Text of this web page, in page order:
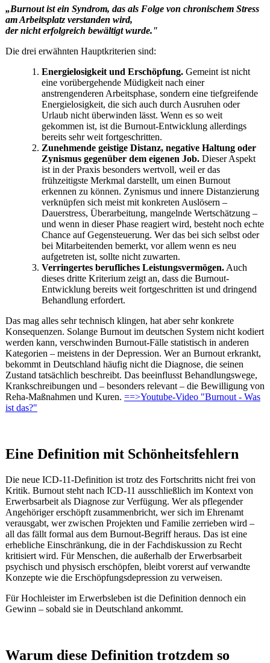
„Burnout ist ein Syndrom, das als Folge von chronischem Stress
am Arbeitsplatz verstanden wird,
der nicht erfolgreich bewältigt wurde."
Die drei erwähnten Hauptkriterien sind:
Energielosigkeit und Erschöpfung. Gemeint ist nicht
eine vorübergehende Müdigkeit nach einer
anstrengenderen Arbeitsphase, sondern eine tiefgreifende
Energielosigkeit, die sich auch durch Ausruhen oder
Urlaub nicht überwinden lässt. Wenn es so weit
gekommen ist, ist die Burnout-Entwicklung allerdings
bereits sehr weit fortgeschritten.
Zunehmende geistige Distanz, negative Haltung oder
Zynismus gegenüber dem eigenen Job. Dieser Aspekt
ist in der Praxis besonders wertvoll, weil er das
frühzeitigste Merkmal darstellt, um einen Burnout
erkennen zu können. Zynismus und innere Distanzierung
verknüpfen sich meist mit konkreten Auslösern –
Dauerstress, Überarbeitung, mangelnde Wertschätzung –
und wenn in dieser Phase reagiert wird, besteht noch echte
Chance auf Gegensteuerung. Wer das bei sich selbst oder
bei Mitarbeitenden bemerkt, vor allem wenn es neu
aufgetreten ist, sollte nicht zuwarten.
Verringertes berufliches Leistungsvermögen. Auch
dieses dritte Kriterium zeigt an, dass die Burnout-
Entwicklung bereits weit fortgeschritten ist und dringend
Behandlung erfordert.
Das mag alles sehr technisch klingen, hat aber sehr konkrete
Konsequenzen. Solange Burnout im deutschen System nicht kodiert
werden kann, verschwinden Burnout-Fälle statistisch in anderen
Kategorien – meistens in der Depression. Wer an Burnout erkrankt,
bekommt in Deutschland häufig nicht die Diagnose, die seinen
Zustand tatsächlich beschreibt. Das beeinflusst Behandlungswege,
Krankschreibungen und – besonders relevant – die Bewilligung von
Reha-Maßnahmen und Kuren. ==>Youtube-Video "Burnout - Was
ist das?"
Eine Definition mit Schönheitsfehlern
Die neue ICD-11-Definition ist trotz des Fortschritts nicht frei von
Kritik. Burnout steht nach ICD-11 ausschließlich im Kontext von
Erwerbsarbeit als Diagnose zur Verfügung. Wer als pflegender
Angehöriger erschöpft zusammenbricht, wer sich im Ehrenamt
verausgabt, wer zwischen Projekten und Familie zerrieben wird –
all das fällt formal aus dem Burnout-Begriff heraus. Das ist eine
erhebliche Einschränkung, die in der Fachdiskussion zu Recht
kritisiert wird. Für Menschen, die außerhalb der Erwerbsarbeit
psychisch und physisch erschöpfen, bleibt vorerst auf verwandte
Konzepte wie die Erschöpfungsdepression zu verweisen.
Für Hochleister im Erwerbsleben ist die Definition dennoch ein
Gewinn – sobald sie in Deutschland ankommt.
Warum diese Definition trotzdem so